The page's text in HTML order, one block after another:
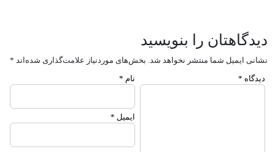
دیدگاهتان را بنویسید
نشانی ایمیل شما منتشر نخواهد شد. بخش‌های موردنیاز علامت‌گذاری شده‌اند *
دیدگاه * نام *
ایمیل *